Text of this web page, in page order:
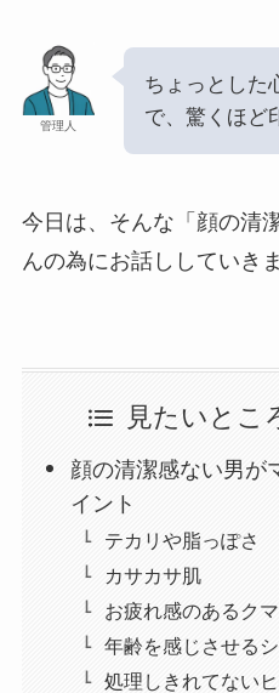
管理人
ちょっとした
で、驚くほど
今日は、そんな「顔の清
んの為にお話ししていきま
見たいとこ
顔の清潔感ない男が
イント
テカリや脂っぽさ
カサカサ肌
お疲れ感のあるクマ
年齢を感じさせるシ
処理しきれてない